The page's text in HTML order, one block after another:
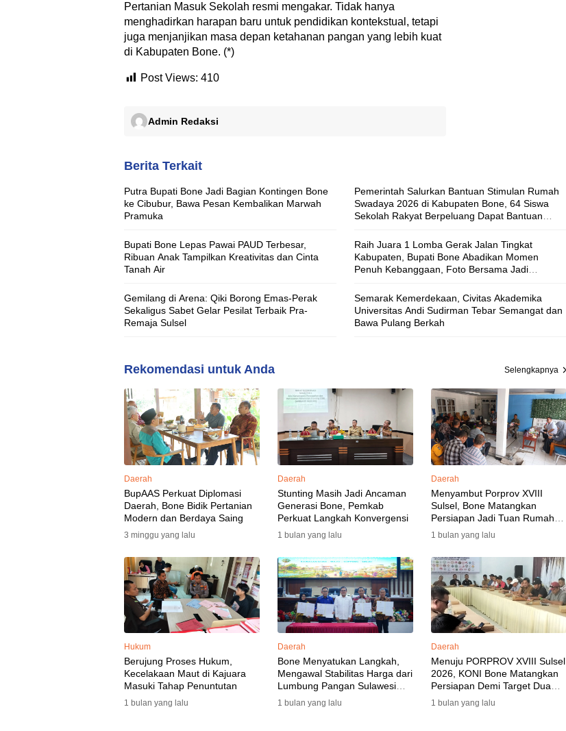
Pertanian Masuk Sekolah resmi mengakar. Tidak hanya
menghadirkan harapan baru untuk pendidikan kontekstual, tetapi
juga menjanjikan masa depan ketahanan pangan yang lebih kuat
di Kabupaten Bone. (*)
Post Views: 410
Admin Redaksi
Berita Terkait
Putra Bupati Bone Jadi Bagian Kontingen Bone
ke Cibubur, Bawa Pesan Kembalikan Marwah
Pramuka
Pemerintah Salurkan Bantuan Stimulan Rumah
Swadaya 2026 di Kabupaten Bone, 64 Siswa
Sekolah Rakyat Berpeluang Dapat Bantuan
Bupati Bone Lepas Pawai PAUD Terbesar,
Ribuan Anak Tampilkan Kreativitas dan Cinta
Tanah Air
Raih Juara 1 Lomba Gerak Jalan Tingkat
Kabupaten, Bupati Bone Abadikan Momen
Penuh Kebanggaan, Foto Bersama Jadi
12/79 Macanang
Gemilang di Arena: Qiki Borong Emas-Perak
Sekaligus Sabet Gelar Pesilat Terbaik Pra-
Remaja Sulsel
Semarak Kemerdekaan, Civitas Akademika
Universitas Andi Sudirman Tebar Semangat dan
Bawa Pulang Berkah
Rekomendasi untuk Anda Selengkapnya
Daerah
BupAAS Perkuat Diplomasi
Daerah, Bone Bidik Pertanian
Modern dan Berdaya Saing
3 minggu yang lalu
Daerah
Stunting Masih Jadi Ancaman
Generasi Bone, Pemkab
Perkuat Langkah Konvergensi
1 bulan yang lalu
Daerah
Menyambut Porprov XVIII
Sulsel, Bone Matangkan
Persiapan Jadi Tuan Rumah
yang Berkesan: Wakil Bupati
Perkuat Koordinasi, Dispora
Targetkan Venue dan
Akomodasi Rampung
1 bulan yang lalu
Hukum
Berujung Proses Hukum,
Kecelakaan Maut di Kajuara
Masuki Tahap Penuntutan
1 bulan yang lalu
Daerah
Bone Menyatukan Langkah,
Mengawal Stabilitas Harga dari
Lumbung Pangan Sulawesi
Selatan
1 bulan yang lalu
Daerah
Menuju PORPROV XVIII Sulsel
2026, KONI Bone Matangkan
Persiapan Demi Target Dua
Besar
1 bulan yang lalu